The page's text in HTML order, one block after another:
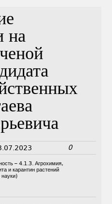
на
0
– 4.1.3. Агрохимия,
и карантин растений
науки)